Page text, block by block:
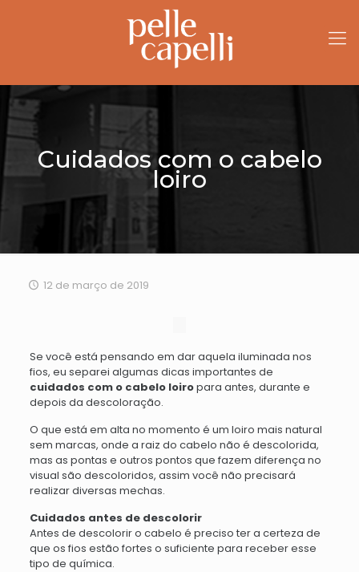
Cuidados com o cabelo
loiro
12 de março de 2019
Se você está pensando em dar aquela iluminada nos
fios, eu separei algumas dicas importantes de
cuidados com o cabelo loiropara antes, durante e
depois da descoloração.
O que está em alta no momento é um loiro mais natural
sem marcas, onde a raiz do cabelo não é descolorida,
mas as pontas e outros pontos que fazem diferença no
visual são descoloridos, assim você não precisará
realizar diversas mechas.
Cuidados antes de descolorir
Antes de descolorir o cabelo é preciso ter a certeza de
que os fios estão fortes o suficiente para receber esse
tipo de química.